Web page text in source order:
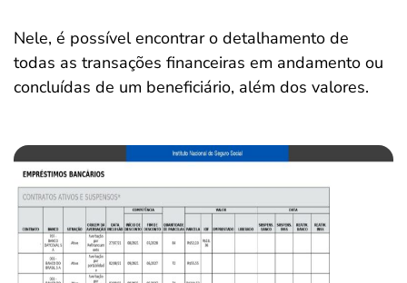
Nele, é possível encontrar o detalhamento de
todas as transações financeiras em andamento ou
concluídas de um beneficiário, além dos valores.